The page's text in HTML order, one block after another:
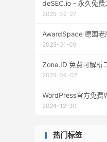
deSEC.io - 永久免费
2025-02-27
AwardSpace 德国老
2025-01-09
Zone.ID 免费可解析
2025-04-02
WordPress官方免费
2024-12-30
热门标签